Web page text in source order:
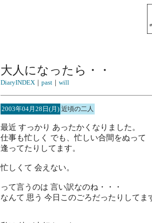
大人になったら・・
DiaryINDEX ｜ past ｜ will
2003年04月28日(月) 近頃の二人
最近 すっかり あったかくなりました。
仕事も忙しく でも、忙しい合間をぬって
逢ってたりしてます。
忙しくて 会えない。
って言うのは 言い訳なのね・・・
なんて 思う 今日このごろだったりしてま